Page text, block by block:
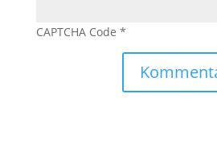
CAPTCHA Code *